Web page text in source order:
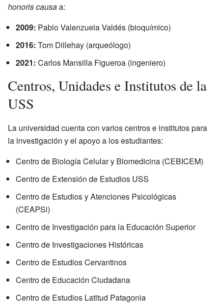
honoris causaa:
2009: Pablo Valenzuela Valdés (bioquímico)
2016: Tom Dillehay (arqueólogo)
2021: Carlos Mansilla Figueroa (ingeniero)
Centros, Unidades e Institutos de la
USS
La universidad cuenta con varios centros e institutos para
la investigación y el apoyo a los estudiantes:
Centro de Biología Celular y Biomedicina (CEBICEM)
Centro de Extensión de Estudios USS
Centro de Estudios y Atenciones Psicológicas
(CEAPSi)
Centro de Investigación para la Educación Superior
Centro de Investigaciones Históricas
Centro de Estudios Cervantinos
Centro de Educación Ciudadana
Centro de Estudios Latitud Patagonia